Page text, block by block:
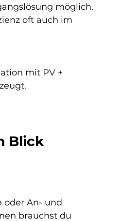
möglich.
oft auch im
mit PV +
Blick
oder An- und
brauchst du